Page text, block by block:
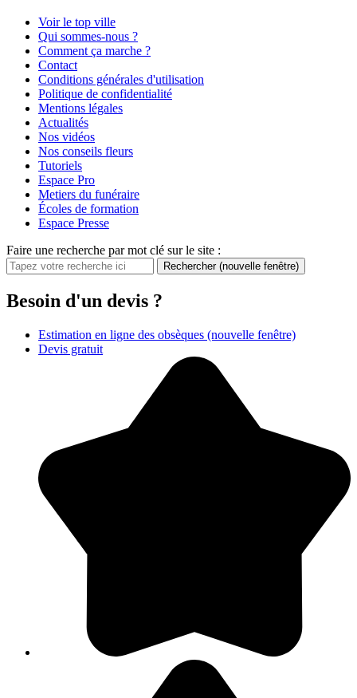
Voir le top ville
Qui sommes-nous ?
Comment ça marche ?
Contact
Conditions générales d'utilisation
Politique de confidentialité
Mentions légales
Actualités
Nos vidéos
Nos conseils fleurs
Tutoriels
Espace Pro
Metiers du funéraire
Écoles de formation
Espace Presse
Faire une recherche par mot clé sur le site :
Rechercher (nouvelle fenêtre)
Besoin d'un devis ?
Estimation en ligne des obsèques (nouvelle fenêtre)
Devis gratuit